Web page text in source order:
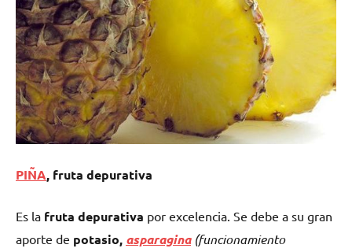
PIÑA, fruta depurativa
Es la fruta depurativa por excelencia. Se debe a su gran
aporte de potasio, asparagina(funcionamiento